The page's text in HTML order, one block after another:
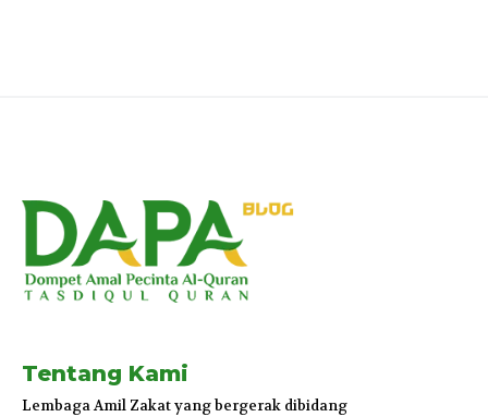
Tentang Kami
Lembaga Amil Zakat yang bergerak dibidang